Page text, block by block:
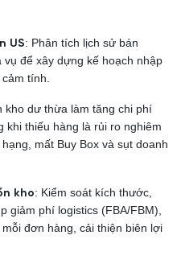
US: Phân tích lịch sử bán
để xây dựng kế hoạch nhập
tính.
kho dư thừa làm tăng chi phí
khi thiếu hàng là rủi ro nghiêm
mất Buy Box và sụt doanh
kho: Kiểm soát kích thước,
giảm phí logistics (FBA/FBM),
đơn hàng, cải thiện biên lợi